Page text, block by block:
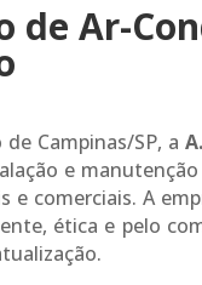
de Ar-
Campinas/SP, a
e
e comerciais. A
ética e pelo